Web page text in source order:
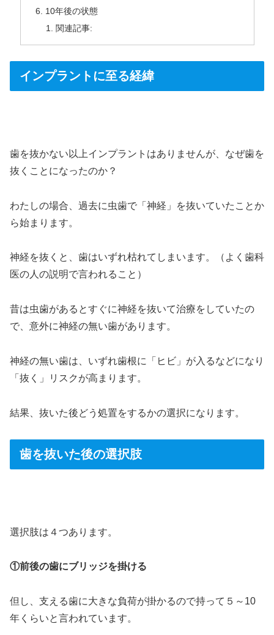
10年後の状態
関連記事:
インプラントに至る経緯
歯を抜かない以上インプラントはありませんが、なぜ歯を
抜くことになったのか？
わたしの場合、過去に虫歯で「神経」を抜いていたことか
ら始まります。
神経を抜くと、歯はいずれ枯れてしまいます。（よく歯科
医の人の説明で言われること）
昔は虫歯があるとすぐに神経を抜いて治療をしていたの
で、意外に神経の無い歯があります。
神経の無い歯は、いずれ歯根に「ヒビ」が入るなどになり
「抜く」リスクが高まります。
結果、抜いた後どう処置をするかの選択になります。
歯を抜いた後の選択肢
選択肢は４つあります。
①前後の歯にブリッジを掛ける
但し、支える歯に大きな負荷が掛かるので持って５～10
年くらいと言われています。